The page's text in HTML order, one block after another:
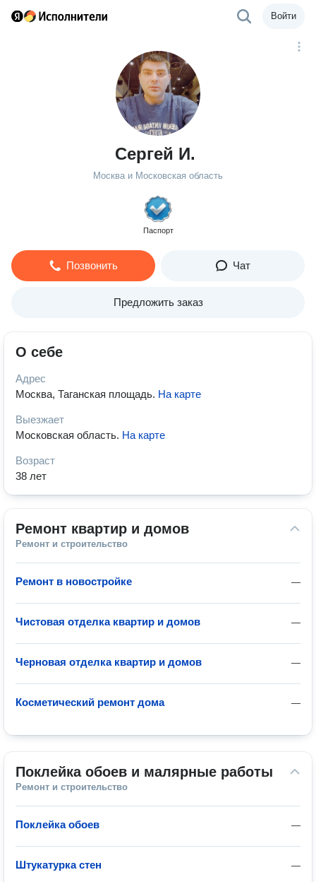
Войти
Сергей И.
Москва и Московская область
Паспорт
Позвонить Чат
Предложить заказ
О себе
Адрес
Москва, Таганская площадь. На карте
Выезжает
Московская область. На карте
Возраст
38 лет
Ремонт квартир и домов
Ремонт и строительство
—
Ремонт в новостройке
—
Чистовая отделка квартир и домов
—
Черновая отделка квартир и домов
—
Косметический ремонт дома
Поклейка обоев и малярные работы
Ремонт и строительство
—
Поклейка обоев
—
Штукатурка стен